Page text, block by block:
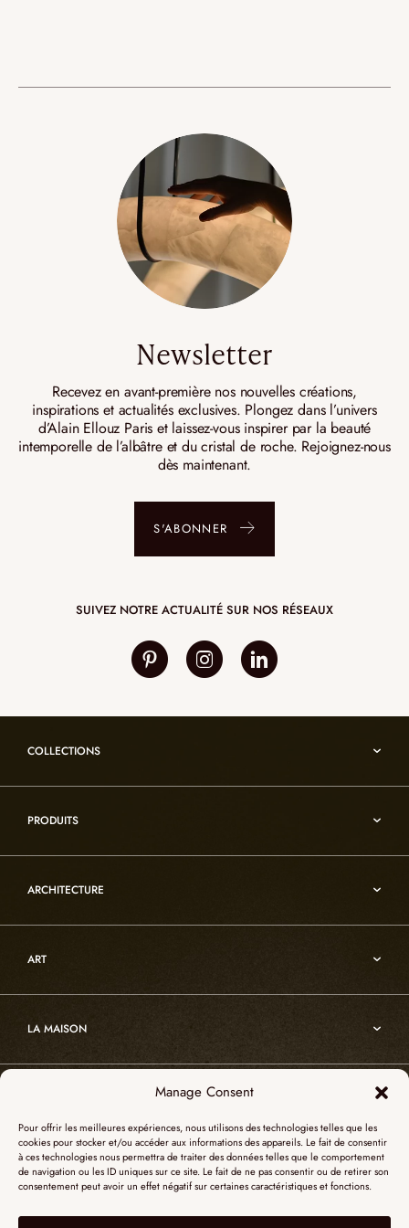
Manage Consent
Pour offrir les meilleures expériences, nous utilisons des technologies telles que les
cookies pour stocker et/ou accéder aux informations des appareils. Le fait de consentir
à ces technologies nous permettra de traiter des données telles que le comportement
de navigation ou les ID uniques sur ce site. Le fait de ne pas consentir ou de retirer son
consentement peut avoir un effet négatif sur certaines caractéristiques et fonctions.
Newsletter
Recevez en avant-première nos nouvelles créations,
inspirations et actualités exclusives. Plongez dans l’univers
d’Alain Ellouz Paris et laissez-vous inspirer par la beauté
intemporelle de l’albâtre et du cristal de roche. Rejoignez-nous
dès maintenant.
S'ABONNER
SUIVEZ NOTRE ACTUALITÉ SUR NOS RÉSEAUX
COLLECTIONS
Reflexion
Vesuve
Incandescence
Cristal de roche
Edition
PRODUITS
Luminaires en cristal de roche
Mobiliers d’art usuel
Décoration
ARCHITECTURE
Sur-mesure
Nos références
ART
LA MAISON
L’atelier
Catalogues
Revue de presse
L’albâtre
55, Quai des Grands Augustins
75006 Paris
+ 33 (0)1 73 95 03 20
SHOWROOM NEW YORK
51 Hudson street